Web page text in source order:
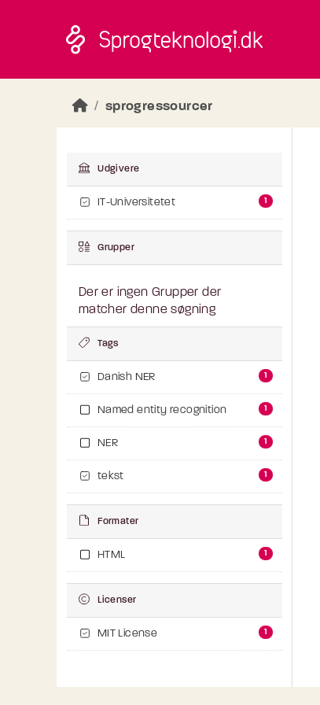
sprogressourcer
Udgivere
IT-Universitetet 1
Grupper
Der er ingen Grupper der
matcher denne søgning
Tags
Danish NER 1
Named entity recognition 1
NER 1
tekst 1
Formater
HTML 1
Licenser
MIT License 1